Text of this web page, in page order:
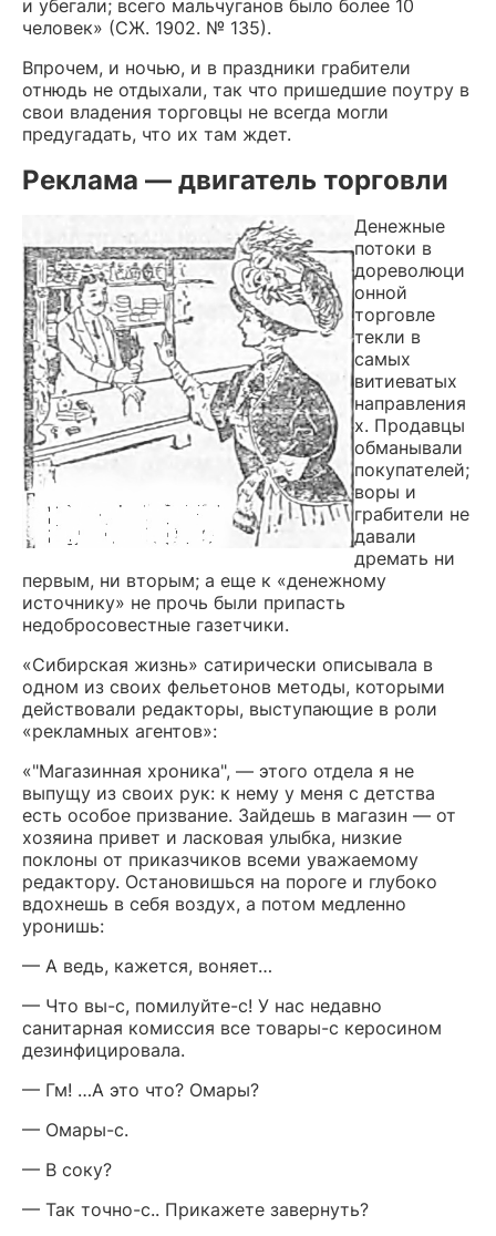
и убегали; всего мальчуганов было более 10
человек» (СЖ. 1902. № 135).
Впрочем, и ночью, и в праздники грабители
отнюдь не отдыхали, так что пришедшие поутру в
свои владения торговцы не всегда могли
предугадать, что их там ждет.
Реклама — двигатель торговли
Денежные
потоки в
дореволюци
онной
торговле
текли в
самых
витиеватых
направления
х. Продавцы
обманывали
покупателей;
воры и
грабители не
давали
дремать ни
первым, ни вторым; а еще к «денежному
источнику» не прочь были припасть
недобросовестные газетчики.
«Сибирская жизнь» сатирически описывала в
одном из своих фельетонов методы, которыми
действовали редакторы, выступающие в роли
«рекламных агентов»:
«"Магазинная хроника", — этого отдела я не
выпущу из своих рук: к нему у меня с детства
есть особое призвание. Зайдешь в магазин — от
хозяина привет и ласковая улыбка, низкие
поклоны от приказчиков всеми уважаемому
редактору. Остановишься на пороге и глубоко
вдохнешь в себя воздух, а потом медленно
уронишь:
— А ведь, кажется, воняет…
— Что вы-с, помилуйте-с! У нас недавно
санитарная комиссия все товары-с керосином
дезинфицировала.
— Гм! …А это что? Омары?
— Омары-с.
— В соку?
— Так точно-с.. Прикажете завернуть?